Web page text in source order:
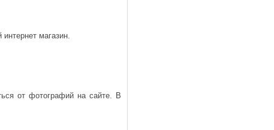
магазин.
от фотографий на сайте. В